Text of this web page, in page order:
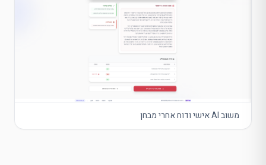
משוב AI אישי ודוח אחרי מבחן